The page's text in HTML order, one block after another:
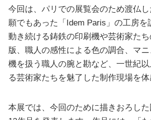
今回は、パリでの展覧会のため渡仏
願でもあった「Idem Paris」の工房を
動き続ける鋳鉄の印刷機や芸術家た
版、職人の感性による色の調合、マ
機を扱う職人の腕と勘など、一世紀
る芸術家たちを魅了した制作現場を体
本展では、今回のために描きおろし